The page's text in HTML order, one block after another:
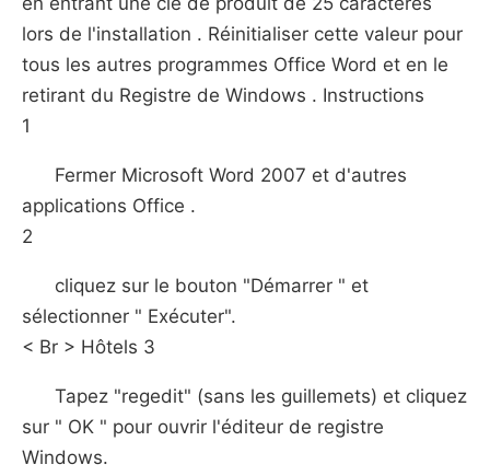
lors de l'installation . Réinitialiser cette valeur pour
tous les autres programmes Office Word et en le
retirant du Registre de Windows . Instructions
1
Fermer Microsoft Word 2007 et d'autres
applications Office .
2
cliquez sur le bouton "Démarrer " et
sélectionner " Exécuter".
< Br > Hôtels 3
Tapez "regedit" (sans les guillemets) et cliquez
sur " OK " pour ouvrir l'éditeur de registre
Windows.